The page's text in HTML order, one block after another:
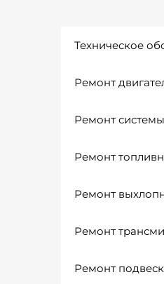
Техническое
Ремонт
Ремонт
Ремонт
Ремонт
Ремонт
Ремонт